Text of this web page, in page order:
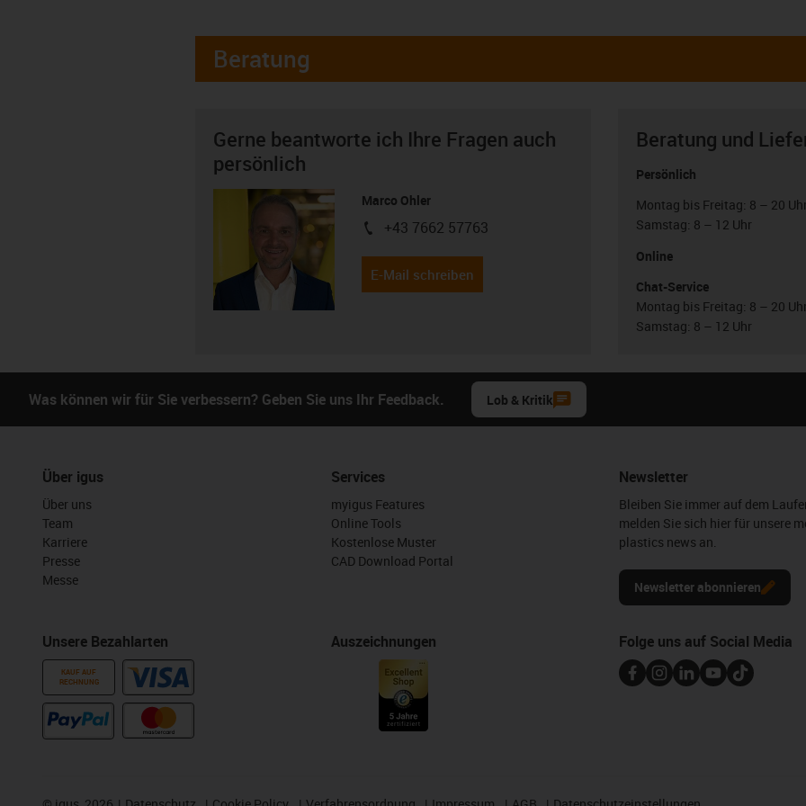
Beratung
Gerne beantworte ich Ihre Fragen auch
persönlich
Marco Ohler
igus-icon-phone
+43 7662 57763
E-Mail schreiben
Beratung und
Persönlich
Montag bis Freitag: 8 – 20 Uhr
Samstag: 8 – 12 Uhr
Online
Chat-Service
Montag bis Freitag: 8 – 20 Uhr
Samstag: 8 – 12 Uhr
Was können wir für Sie verbessern? Geben Sie uns Ihr Feedback. Lob & Kritik
Über igus
Über uns
Team
Karriere
Presse
Messe
Unsere Bezahlarten
KAUF AUF
RECHNUNG
Services
myigus Features
Online Tools
Kostenlose Muster
CAD Download Portal
Auszeichnungen
Newsletter
Bleiben Sie immer auf dem
melden Sie sich hier für unsere
plastics news an.
Newsletter abonnieren
Folge uns auf Social Media